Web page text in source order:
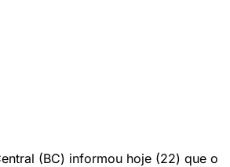
(BC) informou hoje (22) que o